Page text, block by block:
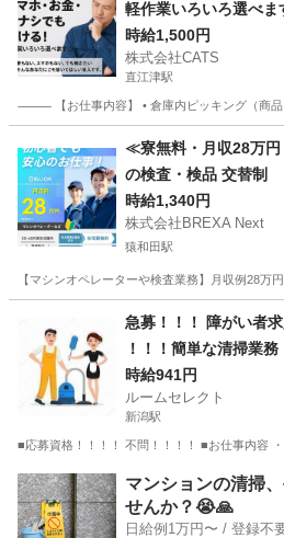
軽作業いろいろ選べ
時給1,500円
株式会社CATS
直江津駅
⸻ 【お仕事内容】 • 倉庫内ピッキング（商品を
直江津駅 仕分け
≪寮無料・月収28万
の検査・検品 交替制
時給1,340円
株式会社BREXA Next
猿和田駅
【マシンオペレーターや検査業務】月収例28
猿和田駅 その他
急募！！！ 障がい者
！！！簡単な清掃業
つき！
時給941円
ルームセレクト
新潟駅
■応募資格！！！！ 不問！！！！ ■お仕事内容
新潟 新潟市 新潟駅 清掃 生活
マンションの清掃
せんか？😭🙏
日給例1万